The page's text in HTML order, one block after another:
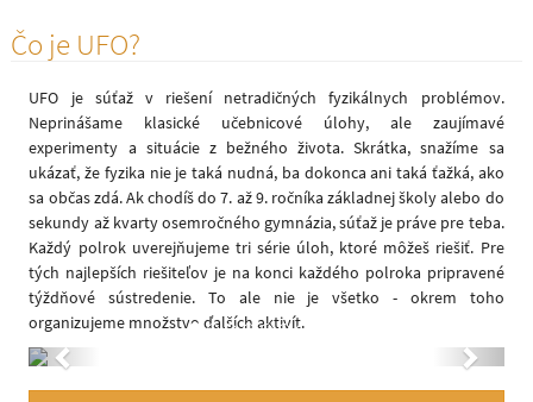
Čo je UFO?
UFO je súťaž v riešení netradičných fyzikálnych problémov.
Neprinášame klasické učebnicové úlohy, ale zaujímavé
experimenty a situácie z bežného života. Skrátka, snažíme sa
ukázať, že fyzika nie je taká nudná, ba dokonca ani taká ťažká, ako
sa občas zdá. Ak chodíš do 7. až 9. ročníka základnej školy alebo do
sekundy až kvarty osemročného gymnázia, súťaž je práve pre teba.
Každý polrok uverejňujeme tri série úloh, ktoré môžeš riešiť. Pre
tých najlepších riešiteľov je na konci každého polroka pripravené
týždňové sústredenie. To ale nie je všetko - okrem toho
organizujeme množstvo ďalších aktivít.
Previous Next